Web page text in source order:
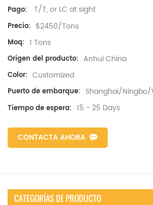
Pago: T/T, or LC at sight
Precio: $2450/Tons
Moq: 1 Tons
Origen del producto: Anhui China
Color: Customized
Puerto de embarque: Shanghai/Ningbo/
Tiempo de espera: 15 - 25 Days
CONTACTA AHORA
CATEGORÍAS DE PRODUCTO